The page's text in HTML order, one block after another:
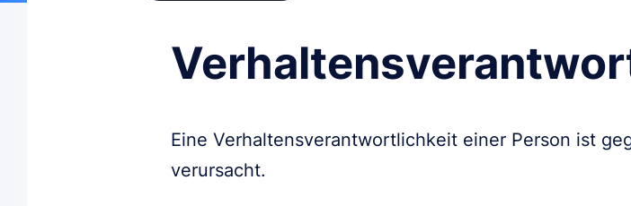
Eine Verhaltensverantwortlichkeit einer Person ist
verursacht.